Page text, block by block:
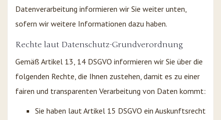
Datenverarbeitung informieren wir Sie weiter unten,
sofern wir weitere Informationen dazu haben.
Rechte laut Datenschutz-Grundverordnung
Gemäß Artikel 13, 14 DSGVO informieren wir Sie über die
folgenden Rechte, die Ihnen zustehen, damit es zu einer
fairen und transparenten Verarbeitung von Daten kommt:
Sie haben laut Artikel 15 DSGVO ein Auskunftsrecht